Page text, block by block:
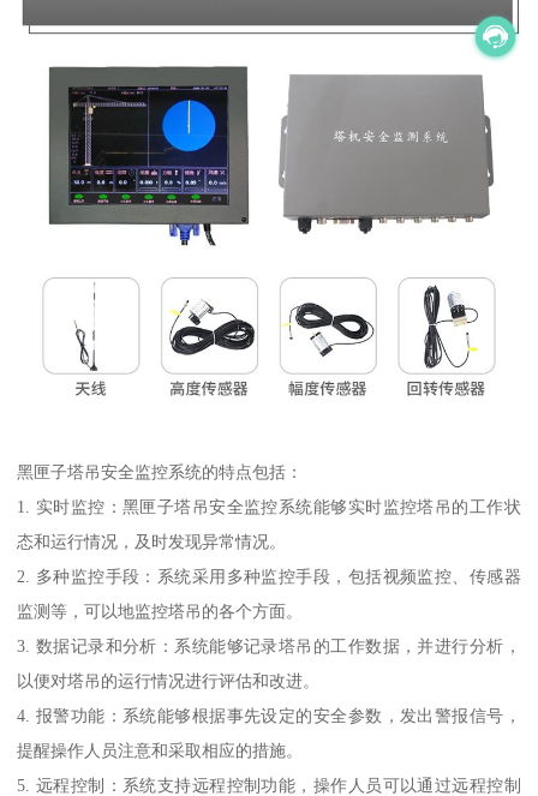
黑匣子塔吊安全监控系统的特点包括：
1. 实时监控：黑匣子塔吊安全监控系统能够实时监控塔吊的工作状
态和运行情况，及时发现异常情况。
2. 多种监控手段：系统采用多种监控手段，包括视频监控、传感器
监测等，可以地监控塔吊的各个方面。
3. 数据记录和分析：系统能够记录塔吊的工作数据，并进行分析，
以便对塔吊的运行情况进行评估和改进。
4. 报警功能：系统能够根据事先设定的安全参数，发出警报信号，
提醒操作人员注意和采取相应的措施。
5. 远程控制：系统支持远程控制功能，操作人员可以通过远程控制